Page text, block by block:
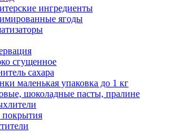
ингредиенты
ягоды
сгущенное
сахара
маленькая упаковка до 1 кг
шоколадные пасты, пралине
покрытия